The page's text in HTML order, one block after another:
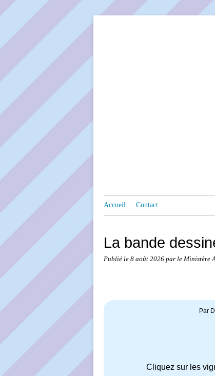
Accueil Contact
La bande
Publié le 8 août 2026 par le Ministère
Par
Cliquez sur les